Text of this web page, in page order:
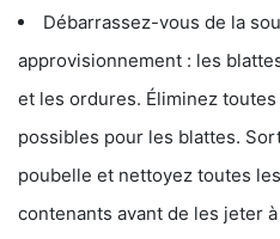
Débarrassez-vous de la
approvisionnement : les
et les ordures. Éliminez
possibles pour les blattes.
poubelle et nettoyez toutes
contenants avant de les jeter